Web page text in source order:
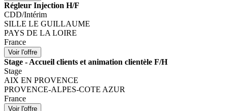
Régleur Injection H/F
CDD/Intérim
SILLE LE GUILLAUME
PAYS DE LA LOIRE
France
Stage - Accueil clients et animation clientèle F/H
Stage
AIX EN PROVENCE
PROVENCE-ALPES-COTE AZUR
France